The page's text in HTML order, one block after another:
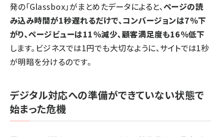
発の「Glassbox」がまとめたデータによると、ページの読
み込み時間が1秒遅れるだけで、コンバージョンは7％下
がり、ページビューは11％減少、顧客満足度も16％低下
します。ビジネスでは1円でも大切なように、サイトでは1秒
が明暗を分けるのです。
デジタル対応への準備ができていない状態で
始まった危機